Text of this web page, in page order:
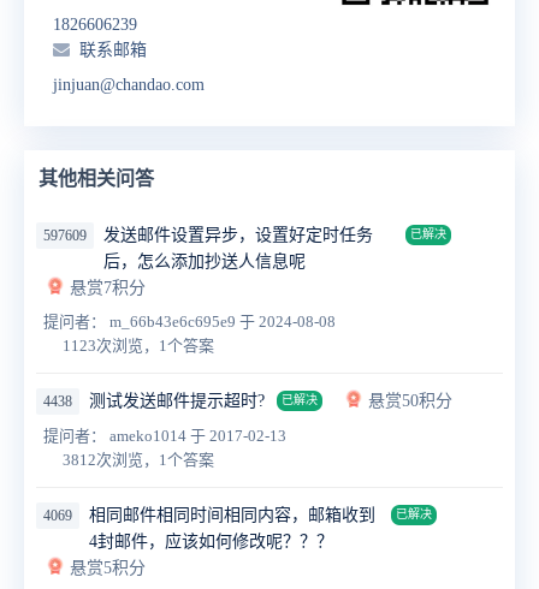
1826606239
联系邮箱
jinjuan@chandao.com
其他相关问答
597609
发送邮件设置异步，设置好定时任务
后，怎么添加抄送人信息呢
已解决
悬赏7积分
提问者： m_66b43e6c695e9 于 2024-08-08
1123次浏览，1个答案
4438 测试发送邮件提示超时? 已解决
悬赏50积分
提问者： ameko1014 于 2017-02-13
3812次浏览，1个答案
4069
相同邮件相同时间相同内容，邮箱收到
4封邮件，应该如何修改呢？？？
已解决
悬赏5积分